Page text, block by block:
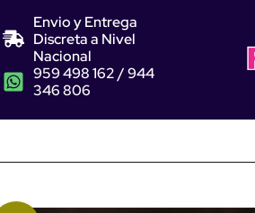
959 498 162 / 944
346 806
Envio y Entrega
Discreta a Nivel
Nacional